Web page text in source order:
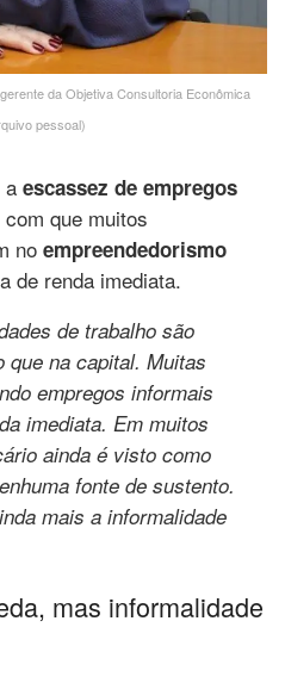
da Objetiva Consultoria Econômica
pessoal)
a escassez de empregos
que muitos
no empreendedorismo
de renda imediata.
de trabalho são
na capital. Muitas
empregos informais
imediata. Em muitos
ainda é visto como
fonte de sustento.
mais a informalidade
mas informalidade